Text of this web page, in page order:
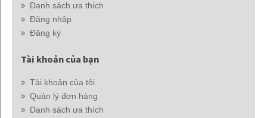
Danh sách ưa thích
Đăng nhập
Đăng ký
Tài khoản của bạn
Tài khoản của tôi
Quản lý đơn hàng
Danh sách ưa thích